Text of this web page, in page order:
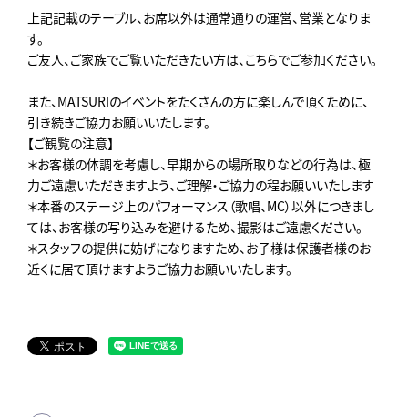
上記記載のテーブル、お席以外は通常通りの運営、営業となりま
す。
ご友人、ご家族でご覧いただきたい方は、こちらでご参加ください。
また、MATSURIのイベントをたくさんの方に楽しんで頂くために、
引き続きご協力お願いいたします。
【ご観覧の注意】
＊お客様の体調を考慮し、早期からの場所取りなどの行為は、極
力ご遠慮いただきますよう、ご理解・ご協力の程お願いいたします
＊本番のステージ上のパフォーマンス（歌唱、MC）以外につきまし
ては、お客様の写り込みを避けるため、撮影はご遠慮ください。
＊スタッフの提供に妨げになりますため、お子様は保護者様のお
近くに居て頂けますようご協力お願いいたします。